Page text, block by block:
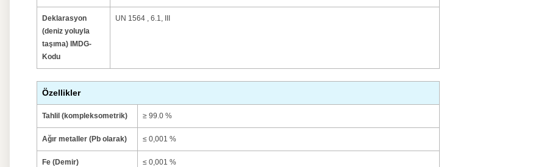
Deklarasyon
(deniz yoluyla
taşıma) IMDG-
Kodu
UN 1564 , 6.1, III
Özellikler
Tahlil (kompleksometrik) ≥ 99.0 %
Ağır metaller (Pb olarak) ≤ 0,001 %
Fe (Demir) ≤ 0,001 %